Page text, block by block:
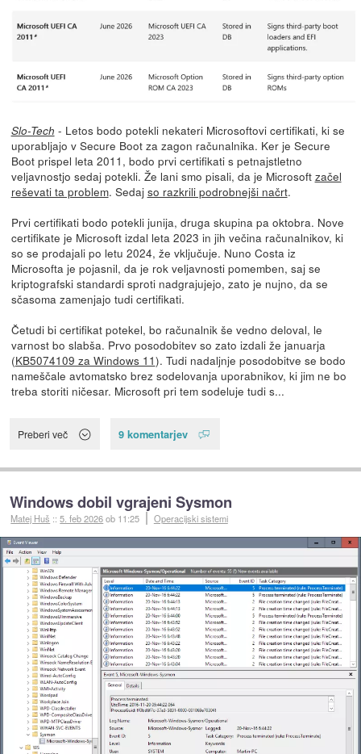
Slo-Tech - Letos bodo potekli nekateri Microsoftovi certifikati, ki se
uporabljajo v Secure Boot za zagon računalnika. Ker je Secure
Boot prispel leta 2011, bodo prvi certifikati s petnajstletno
veljavnostjo sedaj potekli. Že lani smo pisali, da je Microsoft začel
reševati ta problem. Sedaj so razkrili podrobnejši načrt.
Prvi certifikati bodo potekli junija, druga skupina pa oktobra. Nove
certifikate je Microsoft izdal leta 2023 in jih večina računalnikov, ki
so se prodajali po letu 2024, že vključuje. Nuno Costa iz
Microsofta je pojasnil, da je rok veljavnosti pomemben, saj se
kriptografski standardi sproti nadgrajujejo, zato je nujno, da se
sčasoma zamenjajo tudi certifikati.
Četudi bi certifikat potekel, bo računalnik še vedno deloval, le
varnost bo slabša. Prvo posodobitev so zato izdali že januarja
(KB5074109 za Windows 11). Tudi nadaljnje posodobitve se bodo
nameščale avtomatsko brez sodelovanja uporabnikov, ki jim ne bo
treba storiti ničesar. Microsoft pri tem sodeluje tudi s...
Preberi več 9 komentarjev
Windows dobil vgrajeni Sysmon
Matej Huš ::5. feb 2026ob 11:25 Operacijski sistemi